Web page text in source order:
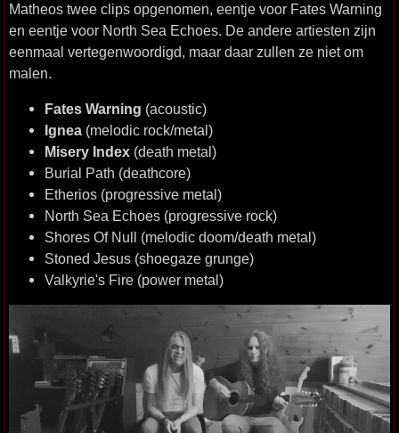
Matheos twee clips opgenomen, eentje voor Fates Warning
en eentje voor North Sea Echoes. De andere artiesten zijn
eenmaal vertegenwoordigd, maar daar zullen ze niet om
malen.
Fates Warning (acoustic)
Ignea (melodic rock/metal)
Misery Index (death metal)
Burial Path (deathcore)
Etherios (progressive metal)
North Sea Echoes (progressive rock)
Shores Of Null (melodic doom/death metal)
Stoned Jesus (shoegaze grunge)
Valkyrie's Fire (power metal)